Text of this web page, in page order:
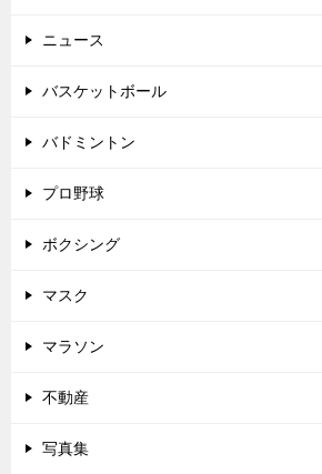
ニュース
バスケットボール
バドミントン
プロ野球
ボクシング
マスク
マラソン
不動産
写真集